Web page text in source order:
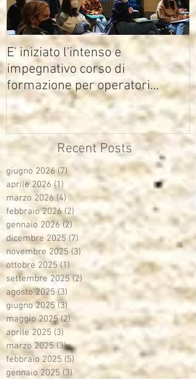
E' iniziato l'intenso e
impegnativo corso di
formazione per operatori
multimediali Avisco
Recent Posts
giugno 2026 (7)7 post
aprile 2026 (1)
marzo 2026 (4) 4 post
febbraio 2026 (2) 2 post
gennaio 2026 (2)2 post
dicembre 2025 (7) 7 post
novembre 2025 (3)3 post
ottobre 2025 (1)
settembre 2025 (2) 2 post
agosto 2025 (3)
giugno 2025 (3) 3 post
maggio 2025 (2)2 post
aprile 2025 (3) 3 post
marzo 2025 (3)3 post
febbraio 2025 (5) 5 post
gennaio 2025 (3) 3 post